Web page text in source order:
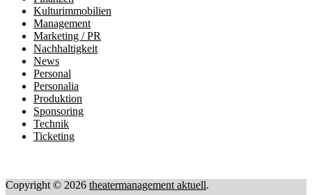
Kulturimmobilien
Management
Marketing / PR
Nachhaltigkeit
News
Personal
Personalia
Produktion
Sponsoring
Technik
Ticketing
Copyright © 2026 theatermanagement aktuell.